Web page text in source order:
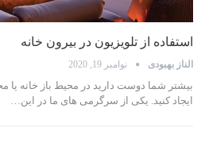
استفاده از تلویزیون در بیرون خانه
الناز بهبودی نوامبر 19, 2020
بیشتر شما دوست دارید در محیط باز خانه
ایجاد کنید. یکی از سرگرمی های ما در این…